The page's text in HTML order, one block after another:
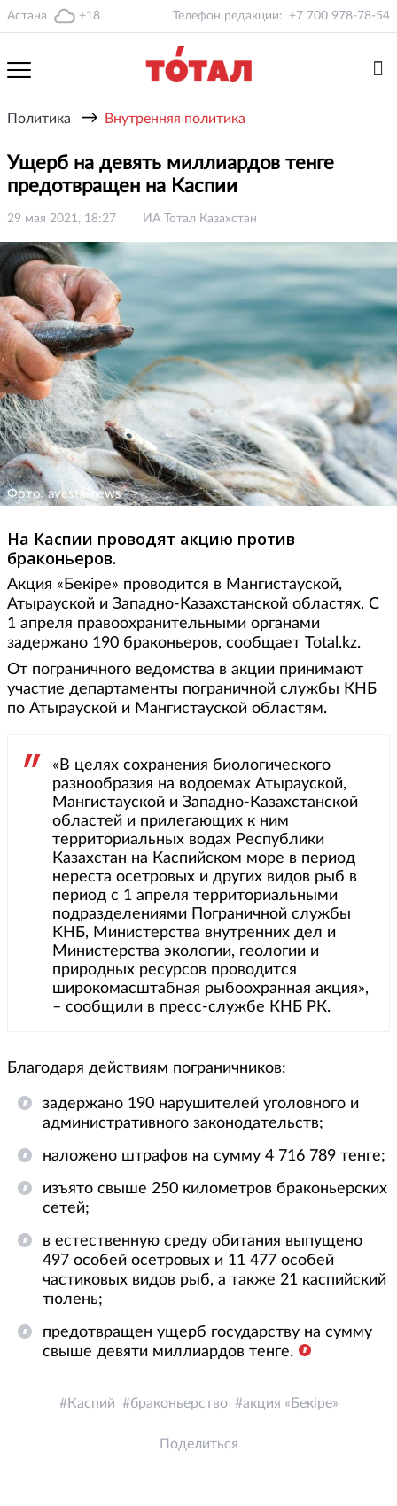
Астана +18 Телефон редакции: +7 700 978-78-54
Политика → Внутренняя политика
Ущерб на девять миллиардов тенге
предотвращен на Каспии
29 мая 2021, 18:27 ИА Тотал Казахстан
Фото: avesta-news
На Каспии проводят акцию против
браконьеров.
Акция «Бекіре» проводится в Мангистауской,
Атырауской и Западно-Казахстанской областях. С
1 апреля правоохранительными органами
задержано 190 браконьеров, сообщает Total.kz.
От пограничного ведомства в акции принимают
участие департаменты пограничной службы КНБ
по Атырауской и Мангистауской областям.
«В целях сохранения биологического
разнообразия на водоемах Атырауской,
Мангистауской и Западно-Казахстанской
областей и прилегающих к ним
территориальных водах Республики
Казахстан на Каспийском море в период
нереста осетровых и других видов рыб в
период с 1 апреля территориальными
подразделениями Пограничной службы
КНБ, Министерства внутренних дел и
Министерства экологии, геологии и
природных ресурсов проводится
широкомасштабная рыбоохранная акция»,
– сообщили в пресс-службе КНБ РК.
Благодаря действиям пограничников:
задержано 190 нарушителей уголовного и
административного законодательств;
наложено штрафов на сумму 4 716 789 тенге;
изъято свыше 250 километров браконьерских
сетей;
в естественную среду обитания выпущено
497 особей осетровых и 11 477 особей
частиковых видов рыб, а также 21 каспийский
тюлень;
предотвращен ущерб государству на сумму
свыше девяти миллиардов тенге.
Каспий браконьерство акция «Бекіре»
Поделиться